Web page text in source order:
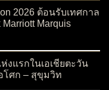
2026 ต้อนรับเทศกาล
Marquis
งแรกในเอเชียตะวัน
โศก – สุขุมวิท